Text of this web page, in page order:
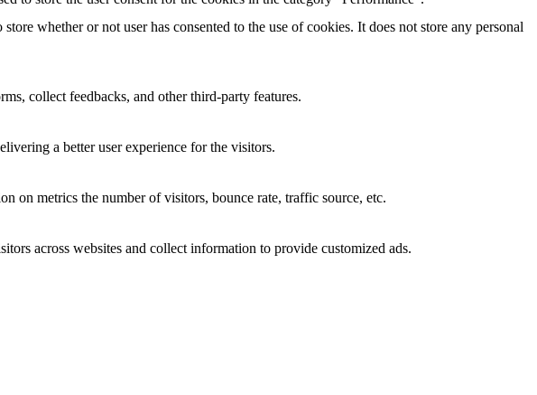
whether or not user has consented to the use of cookies. It does not store any personal
collect feedbacks, and other third-party features.
a better user experience for the visitors.
on metrics the number of visitors, bounce rate, traffic source, etc.
across websites and collect information to provide customized ads.